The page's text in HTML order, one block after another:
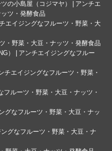
の小島屋（コジマヤ） | アンチエ
ツ・発酵食品
エイジングなフルーツ・野菜・大
・野菜・大豆・ナッツ・発酵食品
） | アンチエイジングなフルー
チエイジングなフルーツ・野菜・
フルーツ・野菜・大豆・ナッツ・
グなフルーツ・野菜・大豆・ナッ
グなフルーツ・野菜・大豆・ナ